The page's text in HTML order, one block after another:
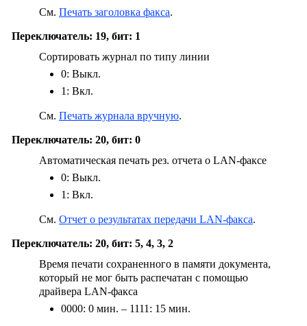
См. Печать заголовка факса.
Переключатель: 19, бит: 1
Сортировать журнал по типу линии
0: Выкл.
1: Вкл.
См. Печать журнала вручную.
Переключатель: 20, бит: 0
Автоматическая печать рез. отчета о LAN-факсе
0: Выкл.
1: Вкл.
См. Отчет о результатах передачи LAN-факса.
Переключатель: 20, бит: 5, 4, 3, 2
Время печати сохраненного в памяти документа,
который не мог быть распечатан с помощью
драйвера LAN-факса
0000: 0 мин. – 1111: 15 мин.